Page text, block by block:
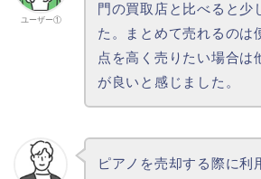
ユーザー①
門の買取店と比べると少
た。まとめて売れるのは
点を高く売りたい場合は
が良いと感じました。
ピアノを売却する際に利